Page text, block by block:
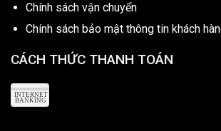
Chính sách vận chuyển
Chính sách bảo mật thông tin khách
CÁCH THỨC THANH TOÁN